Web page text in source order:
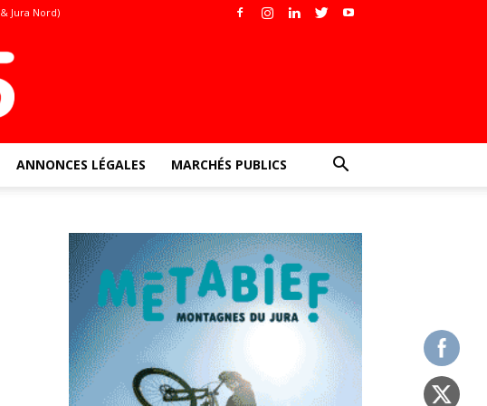
Jura Nord)
ANNONCES LÉGALES MARCHÉS PUBLICS